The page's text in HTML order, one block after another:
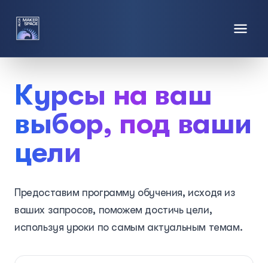
Курсы на ваш
выбор, под ваши
цели
Предоставим программу обучения, исходя из
ваших запросов, поможем достичь цели,
используя уроки по самым актуальным темам.